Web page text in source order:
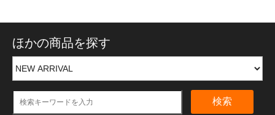
ほかの商品を探す
検索